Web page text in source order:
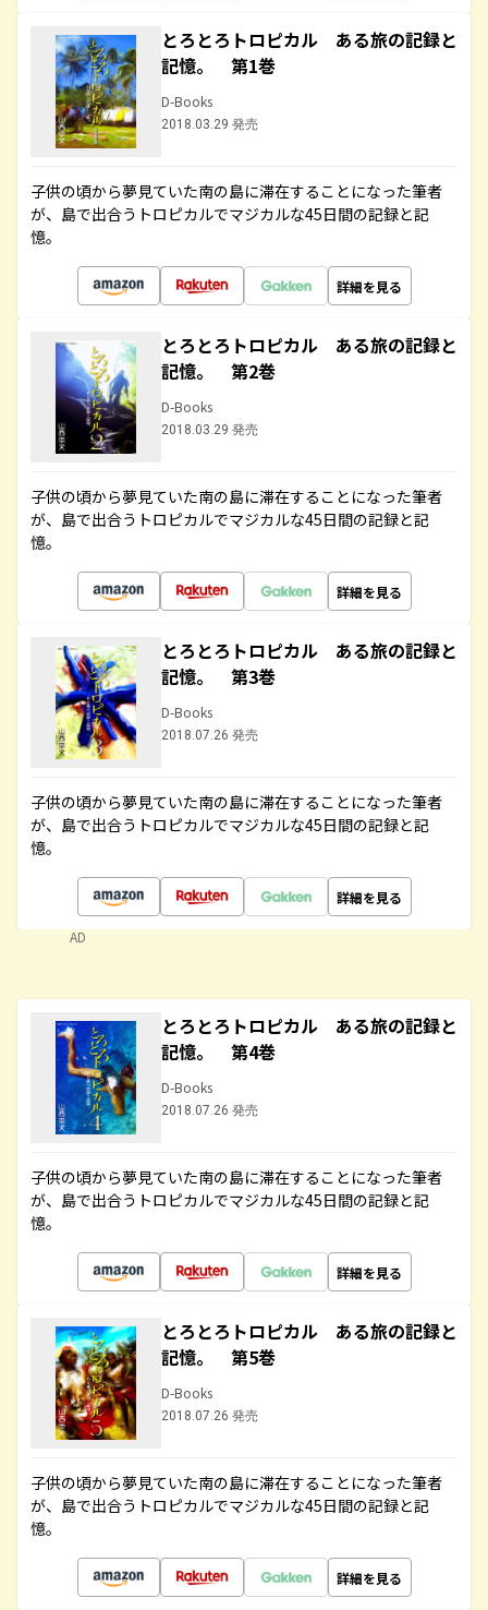
とろとろトロピカル ある旅の記録と
記憶。 第1巻
D-Books
2018.03.29 発売
子供の頃から夢見ていた南の島に滞在することになった筆者
が、島で出合うトロピカルでマジカルな45日間の記録と記
憶。
詳細を見る
とろとろトロピカル ある旅の記録と
記憶。 第2巻
D-Books
2018.03.29 発売
子供の頃から夢見ていた南の島に滞在することになった筆者
が、島で出合うトロピカルでマジカルな45日間の記録と記
憶。
詳細を見る
とろとろトロピカル ある旅の記録と
記憶。 第3巻
D-Books
2018.07.26 発売
子供の頃から夢見ていた南の島に滞在することになった筆者
が、島で出合うトロピカルでマジカルな45日間の記録と記
憶。
詳細を見る
AD
とろとろトロピカル ある旅の記録と
記憶。 第4巻
D-Books
2018.07.26 発売
子供の頃から夢見ていた南の島に滞在することになった筆者
が、島で出合うトロピカルでマジカルな45日間の記録と記
憶。
詳細を見る
とろとろトロピカル ある旅の記録と
記憶。 第5巻
D-Books
2018.07.26 発売
子供の頃から夢見ていた南の島に滞在することになった筆者
が、島で出合うトロピカルでマジカルな45日間の記録と記
憶。
詳細を見る